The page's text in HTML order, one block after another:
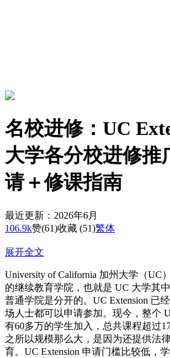
名校进修：UC
大学各分校进修推
请＋修课指南
最近更新：2026年6月
106.9k赞(61)收藏 (51)繁体
展开全文
University of California 加州大学（UC
的继续教育学院，也就是 UC 大学其
普通学院是分开的。UC Extension 已
场人士都可以申请参加。现今，整个
有60多万的学生加入，总共课程超过
之所以规模那么大，是因为还提供法
育。UC Extension 申请门槛比较低，